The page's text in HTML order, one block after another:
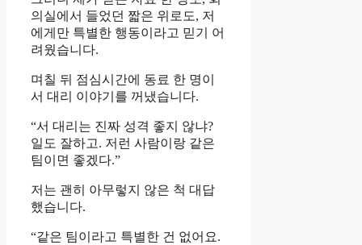
의실에서 들었던 짧은 위로도, 저
에게만 특별한 행동이라고 믿기 어
려웠습니다.
며칠 뒤 점심시간에 동료 한 명이
서 대리 이야기를 꺼냈습니다.
“서 대리는 진짜 성격 좋지 않냐?
일도 잘하고. 저런 사람이랑 같은
팀이면 좋겠다.”
저는 괜히 아무렇지 않은 척 대답
했습니다.
“같은 팀이라고 특별한 건 없어요.